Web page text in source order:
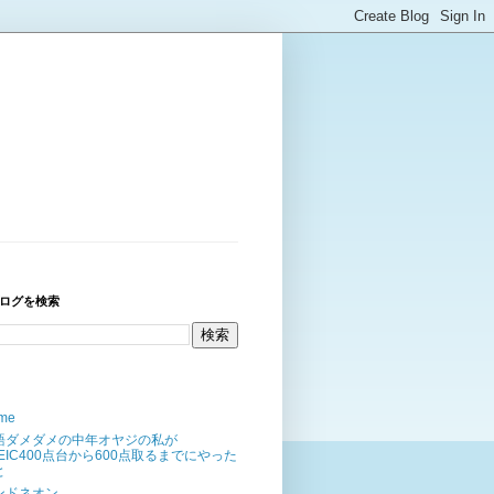
グを検索
ダメダメの中年オヤジの私が
点台から600点取るまでにやった